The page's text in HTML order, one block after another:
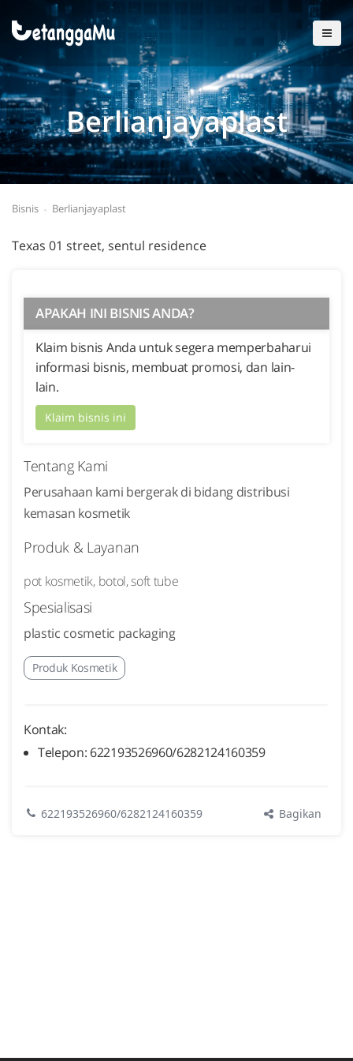
Berlianjayaplast
Bisnis Berlianjayaplast
Texas 01 street, sentul residence
APAKAH INI BISNIS ANDA?
Klaim bisnis Anda untuk segera memperbaharui
informasi bisnis, membuat promosi, dan lain-
lain.
Klaim bisnis ini
Tentang Kami
Perusahaan kami bergerak di bidang distribusi
kemasan kosmetik
Produk & Layanan
pot kosmetik, botol, soft tube
Spesialisasi
plastic cosmetic packaging
Produk Kosmetik
Kontak:
Telepon: 622193526960/6282124160359
622193526960/6282124160359 Bagikan